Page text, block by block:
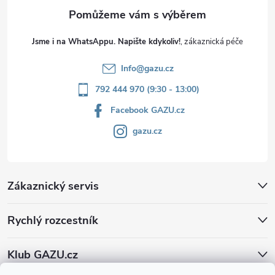
Jsme i na WhatsAppu. Napište kdykoliv!
Info@gazu.cz
792 444 970 (9:30 - 13:00)
Facebook GAZU.cz
gazu.cz
Zákaznický servis
Rychlý rozcestník
Klub GAZU.cz